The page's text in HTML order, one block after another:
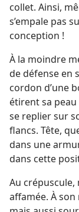
collet. Ainsi,
s’empale pas
conception !
À la moindre
de défense en
cordon d’une
étirent sa
se replier sur
flancs. Tête,
dans une
dans cette
Au
affamée. À